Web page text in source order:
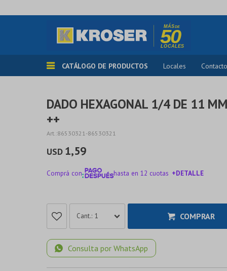
CATÁLOGO DE PRODUCTOS Locales Contacto
DADO HEXAGONAL 1/4 DE 11
++
86530321-86530321
USD 1,59
Comprá con hasta en 12 cuotas +DETALLE
1 COMPRAR
Consulta por WhatsApp